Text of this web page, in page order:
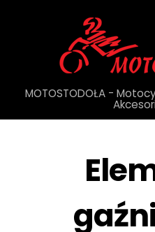
MOTOSTODOŁA -